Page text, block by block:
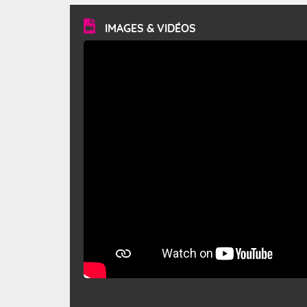
vitesse moyenne de 50 km/h et atteindre 80 à 100 km/h
en rafales, parfois davantage. Il parcourt la basse vallée
du Rhône et la Provence et envahit le littoral
méditerranéen à partir de la Camargue.
IMAGES & VIDÉOS